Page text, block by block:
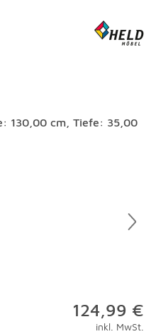
130,00 cm, Tiefe: 35,00
124,99 €
inkl. MwSt.